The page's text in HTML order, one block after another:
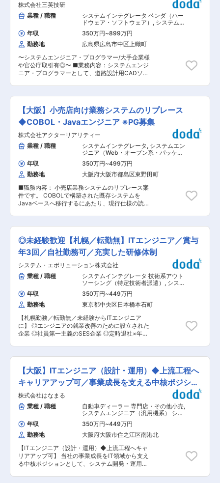
ソフトのカスタマイズ・開発が中心／下請け案件
や客先常駐はなく、基本的に顧客と直接取引 ■入
社後の流れ： ・「失敗しないノウハウ」を共有：
食肉業界のお客様は、IT企業側の業務知識不足が
原因で、システム導入に過去失敗されている場合
も多いです。当社はパッケージメーカーとしての
経験から、お客様の業務知識を熟知するのが強
み。入社後は研修を通して知識を習得。お客様が
システム導入で「失敗しないノウハウ」を学べま
す。 ■社員を大切に、働きやすい環境づくりを実
践：子育て・介護など家庭との両立 ・コアタイム
を導入：家庭の事情などで出社が難しいときは在
宅勤務も可 ・子どものお迎え・中抜けも柔軟に相
談OK ※ライフイベントがあってもエンジニアのキ
ャリアを継続できます ■将来のキャリアパス：
・将来は会社経営に携わる道も拓けています：ま
ずSE・PLの立ち位置でご活躍いただき、将来は
エンジニアかつビジネスパーソンとしても更に成
長し、当社の経営に携わることも可能。いずれ経
営トップも社員に譲る方針です。「お客様のた
め・仲間のため」という誠実な姿勢は大前提に、
より良い会社づくりにも参画できます。 ■この求
人のポイント：コアタイムなしのフルフレックス
や在宅勤務の活用で、子育て・介護とも両立で
ージメーカー：下請け・客先なし ・教育制度にも
注力：業務知識の研修なども充実 変更の範囲：会
株式会社三英技研
業種 / 職種
システムインテグレータ ベンダ（ハー
ドウェア・ソフトウェア） , システムエ
ンジニア（Web・オープン系・パッケ
ージ開発） システムエンジニア（汎用
機系）
年収 350万円~899万円
勤務地
広島県広島市中区上幟町
〜システムエンジニア・プログラマー/大手企業様
や官公庁取引有◎〜 ■業務内容：システムエンジ
ニア・プログラマーとして、道路設計用CADソフ
路設計用CADソフト」のメンテナンスから始めて
いただきます。 ■業務の特徴： ・統計処理やデ
ータベース開発など幅広い業務に携わることで、
SEとしての経験を高めることが可能です。また、
チームで開発をすることが多いので、一人で問題
を抱え込む必要がなく、安心して仕事を進めるこ
とができます。 ・現在既存のシステムだけでな
く、除雪や点群解析システムの開発も検討してお
り、業務としても設計・プログラミングなどそれ
ぞれのスペシャリストを育成するなど社内でも
様々な挑戦をしております。 [主な開発分野] 道路
設計用CAD、車両開発支援システム、農業機械や
除雪車の作業支援システム等 ■入社後の流れ：
入社後は自社開発の「道路設計用CADソフト」の
メンテナンスもしくは、除雪車の作業支援システ
ムや点群解析システムの保守、開発から初めてい
開発や、クライアントの要望に合わせたゼロから
のシステム開発もお任せします。 ■開発環境：
【OS】Windows（一部Linux） 【言語】C、
C++、（一部C#、Pythonなど） 【フレームワー
ク】MFC、Unity 【データベース】SQL 【プロジ
ェクト管理】TFS 【その他】AWS ■業界の最先
端でスキルアップできます 近年「自動車の自動運
転技術」が注目されていますが、三英技研ではそ
の運転技術を支える高精度3次元地図システムな
ど最先端技術の開発を手掛けています。 ■社風／
組織風土： ・転職者が多く、中途採用でもなじみ
やすい環境です。また、残業も月平均が27時間と
少なく、有給や育休などもとりやすい雰囲気で
生かして、社会貢献がかなうシステムの実現を大
切にしております。さらに当社での経験を生かし
する社員もおり、退職後も当社のブレーンとし
て、また取引先として、いい協力関係を保ってい
ます。 変更の範囲：会社の定める業務
【大阪】小売店向け業務システムのリプレース
◆COBOL・Javaエンジニア ※PG募集
株式会社アクターリアリティー
業種 / 職種
システムインテグレータ , システムエン
ジニア（Web・オープン系・パッケー
ジ開発） システムエンジニア（汎用機
系）
年収 350万円~499万円
勤務地
大阪府大阪市都島区東野田町
■職務内容： 小売店業務システムのリプレース案
件です。 COBOLで構築された既存システムを
Javaベースへ移行するにあたり、現行仕様の読み
当いただきます。 Javaの経験に強みがある方を
求めています。 ■主な作業内容 ・現行COBOLソ
ースの読み取り、処理内容の把握 ・詳細設計の作
成 ・Javaでの開発・製造 ・単体テスト〜内部結
合テスト ・ジョブ再編成に伴う処理調整 ・シス
テム統廃合に伴う改修対応 ■開発言語：
COBOL、Java ■当社の特徴： ［1］当社はとて
も「人材」を大事にする会社です。 人の活躍がそ
のまま企業の信頼にもつながるといった所から、
人財を育てるための様々な研修を行っております
（ロジカルシンキング研修等）。 また役員も積極
的に企業訪問を行い、担当者に直接案件の話を伺
うなど、会社全体に「何よりも人を大事にする」
理念が浸透しております。 ［2］大阪・東京・名
古屋・福岡の拠点を中心に受託開発を拡大してお
ります。 大手メーカーとの直接取引が可能なた
握する事を可能にし、変化があれば即座にお客様
に直接お伝えできるので、他社と比較した際に情
報伝達がとても早いのが強みです。 変更の範囲：
会社の定める業務
◎未経験歓迎【札幌／転勤無】ITエンジニア／賞与
年3回／自社勤務可／充実した研修体制
システム・エボリューション株式会社
業種 / 職種
システムインテグレータ 技術系アウト
ソーシング（特定技術者派遣） , システ
ムエンジニア（Web・オープン系・パ
ッケージ開発） システムエンジニア
（汎用機系）
年収 350万円~449万円
勤務地
東京都中央区日本橋本石町
【札幌勤務／転勤無／未経験からITエンジニア
に】 ◎エンジニアの就業改善のために設立された
企業 ◎社員第一主義のSES企業 ◎定時退社×年休
格祝い金最大100万円の手厚い制度 ◎若手多めで
相談しやすい風通しの良い組織 ◎持ち帰り開発も
多く自社勤務可能 ■業務内容： 通信キャリア様
向けのシステムやウェブアプリケーション開発の
案件をメインに携わっていただきます。スキルや
習得状況に合わせて案件携わっていただきます。
■働く環境： ◎若手中心で明るく相談しやすい環
境 ・社内ホワイトボードを使った説明など、面倒
見の良いメンバーが多く、 “分からないことが聞
きやすい空気”が根付いています。 ◎部長の人柄
が温かく距離が近い ・50代の開発部長は、人情
味がありメンバーとの距離が非常に近い方。社員
全体がコミュニケーションを大事にしており、気
軽に話せ、人柄を見た採用・育成を大切にしてい
ます。 ◎みんなで育てる文化 日々のコミュニケー
ションを通してチームで育成する体制が整ってい
【大阪】ITエンジニア（設計・運用）◆上流工程へ
キャリアアップ可／事業成長を支える中核ポジショ
ン
株式会社はなまる
業種 / 職種
自動車ディーラー 専門店・その他小売,
システムエンジニア（汎用機系） シス
テム開発・運用（アプリ担当）
年収 350万円~449万円
勤務地
大阪府大阪市住之江区南港北
【ITエンジニア（設計・運用）◆上流工程へキャ
リアアップ可】 当社の事業成長をIT領域から支え
る中核ポジションとして、システム開発・運用に